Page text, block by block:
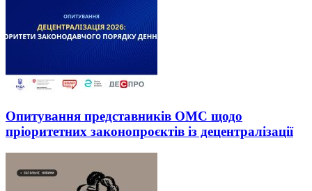
Опитування представників ОМС щодо
пріоритетних законопроєктів із децентралізації